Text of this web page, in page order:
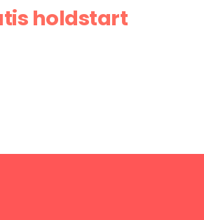
holdstart